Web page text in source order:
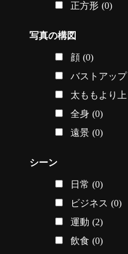
正方形 (0)
写真の構図
顔 (0)
バストアップ
太ももより上
全身 (0)
遠景 (0)
シーン
日常 (0)
ビジネス (0)
運動 (2)
飲食 (0)